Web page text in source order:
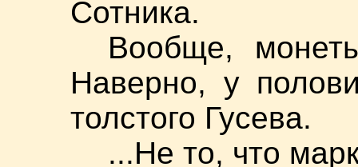
Сотника.
Вообще,
Наверно, у
толстого Гусева.
...Не то, что